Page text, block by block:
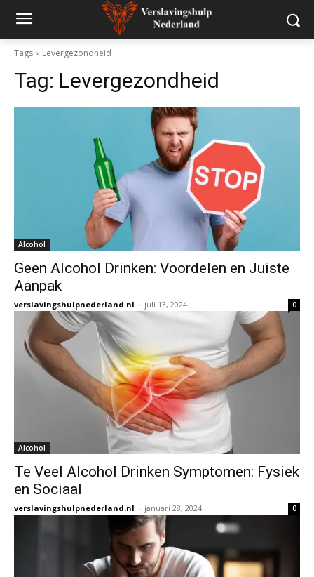
Tags Levergezondheid
Tag: Levergezondheid
Alcohol
Geen Alcohol Drinken: Voordelen en Juiste
Aanpak
verslavingshulpnederland.nl - juli 13, 2024 0
Alcohol
Te Veel Alcohol Drinken Symptomen: Fysiek
en Sociaal
verslavingshulpnederland.nl - januari 28, 2024 0